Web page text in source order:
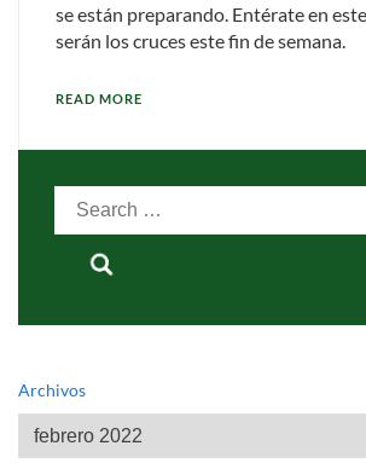
se están preparando. Entérate en
serán los cruces este fin de semana.
READ MORE
Search
for:
Archivos
Archivos